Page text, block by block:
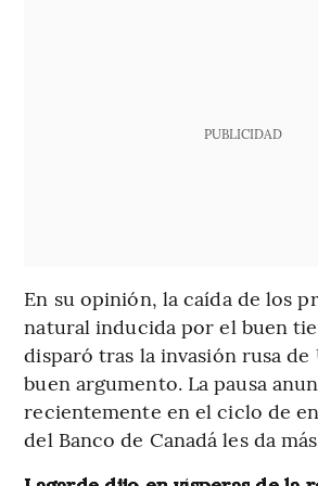
PUBLICIDAD
En su opinión, la caída de los
natural inducida por el buen
disparó tras la invasión rusa de
buen argumento. La pausa
recientemente en el ciclo de
del Banco de Canadá les da